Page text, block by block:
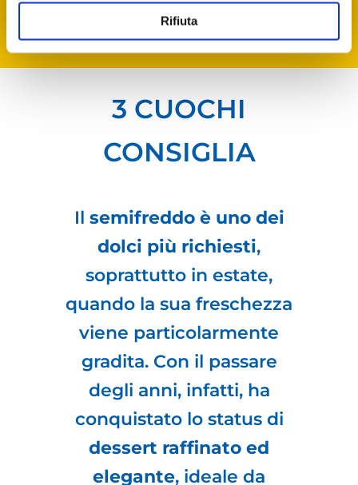
Rifiuta
3 CUOCHI
CONSIGLIA
Il semifreddo è uno dei
dolci più richiesti,
soprattutto in estate,
quando la sua freschezza
viene particolarmente
gradita. Con il passare
degli anni, infatti, ha
conquistato lo status di
dessert raffinato ed
elegante, ideale da